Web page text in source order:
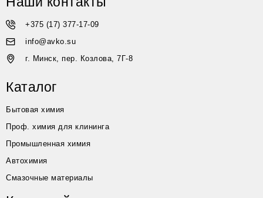
+375 (17) 377-17-09
info@avko.su
г. Минск, пер. Козлова, 7Г-8
Каталог
Бытовая химия
Проф. химия для клининга
Промышленная химия
Автохимия
Смазочные материалы